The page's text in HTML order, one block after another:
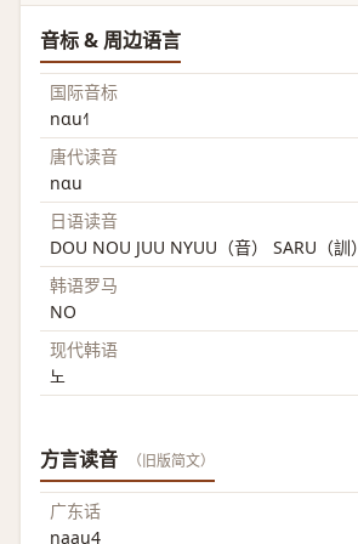
音标 & 周边语言
国际音标
nɑu˧˥
唐代读音
nɑu
日语读音
DOU NOU JUU NYUU（音） SARU（訓）
韩语罗马
NO
现代韩语
노
方言读音 （旧版简文）
广东话
naau4